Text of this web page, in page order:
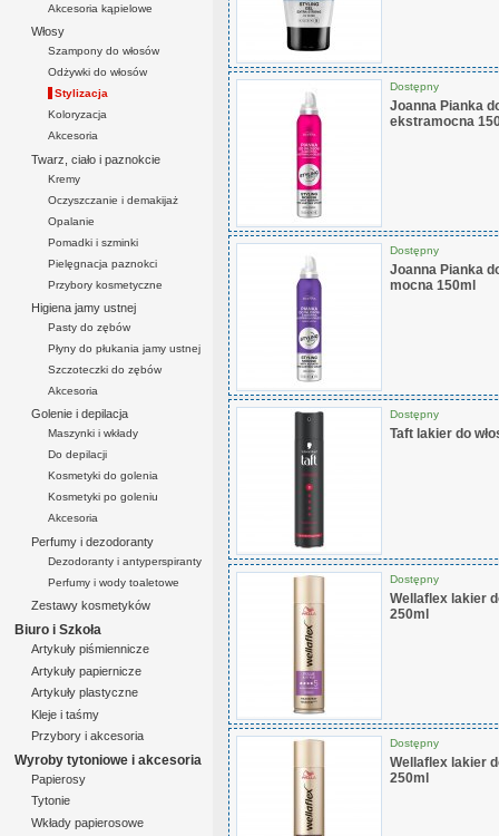
Akcesoria kąpielowe
Włosy
Szampony do włosów
Odżywki do włosów
Stylizacja
Koloryzacja
Akcesoria
Twarz, ciało i paznokcie
Kremy
Oczyszczanie i demakijaż
Opalanie
Pomadki i szminki
Pielęgnacja paznokci
Przybory kosmetyczne
Higiena jamy ustnej
Pasty do zębów
Płyny do płukania jamy ustnej
Szczoteczki do zębów
Akcesoria
Golenie i depilacja
Maszynki i wkłady
Do depilacji
Kosmetyki do golenia
Kosmetyki po goleniu
Akcesoria
Perfumy i dezodoranty
Dezodoranty i antyperspiranty
Perfumy i wody toaletowe
Zestawy kosmetyków
Biuro i Szkoła
Artykuły piśmiennicze
Artykuły papiernicze
Artykuły plastyczne
Kleje i taśmy
Przybory i akcesoria
Wyroby tytoniowe i akcesoria
Papierosy
Tytonie
Wkłady papierosowe
Dostępny
Joanna Pianka
ekstramocna
Dostępny
Joanna Pianka
mocna 150ml
Dostępny
Taft lakier do
Dostępny
Wellaflex lakier
250ml
Dostępny
Wellaflex lakier
250ml